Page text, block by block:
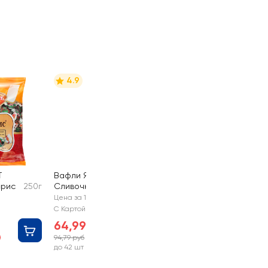
250г
4.9
Вафли ЯШКИНО
Сливочные
Цена за 1 шт
С Картой №1
64,99 руб
94,79 руб
до 42 шт